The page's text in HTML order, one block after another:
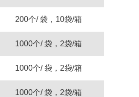
200个/ 袋，10袋/箱
1000个/ 袋，2袋/箱
1000个/ 袋，2袋/箱
1000个/ 袋，2袋/箱